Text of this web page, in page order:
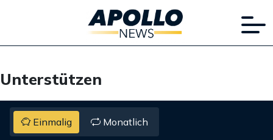
Unterstützen
Einmalig Monatlich